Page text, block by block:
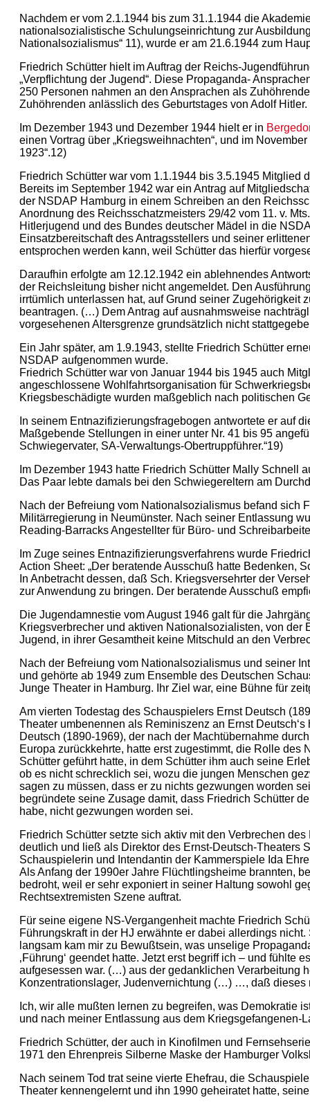
Nachdem er vom 2.1.1944 bis zum 31.1.1944 die
nationalsozialistische Schulungseinrichtung zur
Nationalsozialismus“ 11), wurde er am 21.6.1944 zum
Friedrich Schütter hielt im Auftrag der Reichs-
„Verpflichtung der Jugend“. Diese Propaganda-
250 Personen nahmen an den Ansprachen als
Zuhöhrenden anlässlich des Geburtstages von Adolf Hitler.
Im Dezember 1943 und Dezember 1944 hielt er in
einen Vortrag über „Kriegsweihnachten“, und im
1923“.12)
Friedrich Schütter war vom 1.1.1944 bis 3.5.1945 Mitglied
Bereits im September 1942 war ein Antrag auf
der NSDAP Hamburg in einem Schreiben an den
Anordnung des Reichsschatzmeisters 29/42 vom 11. v.
Hitlerjugend und des Bundes deutscher Mädel in die
Einsatzbereitschaft des Antragsstellers und seiner
entsprochen werden kann, weil Schütter das hierfür
Daraufhin erfolgte am 12.12.1942 ein ablehnendes
der Reichsleitung bisher nicht angemeldet. Den
irrtümlich unterlassen hat, auf Grund seiner Zugehörigkeit
beantragen. (…) Dem Antrag auf ausnahmsweise
vorgesehenen Altersgrenze grundsätzlich nicht
Ein Jahr später, am 1.9.1943, stellte Friedrich Schütter
NSDAP aufgenommen wurde.
Friedrich Schütter war von Januar 1944 bis 1945 auch
angeschlossene Wohlfahrtsorganisation für
Kriegsbeschädigte wurden maßgeblich nach politischen
In seinem Entnazifizierungsfragebogen antwortete er auf
Maßgebende Stellungen in einer unter Nr. 41 bis 95
Schwiegervater, SA-Verwaltungs-Obertruppführer.“19)
Im Dezember 1943 hatte Friedrich Schütter Mally Schnell
Das Paar lebte damals bei den Schwiegereltern am
Nach der Befreiung vom Nationalsozialismus befand sich
Militärregierung in Neumünster. Nach seiner Entlassung
Reading-Barracks Angestellter für Büro- und
Im Zuge seines Entnazifizierungsverfahrens wurde
Action Sheet: „Der beratende Ausschuß hatte Bedenken,
In Anbetracht dessen, daß Sch. Kriegsversehrter der
zur Anwendung zu bringen. Der beratende Ausschuß
Die Jugendamnestie vom August 1946 galt für die
Kriegsverbrecher und aktiven Nationalsozialisten, von
Jugend, in ihrer Gesamtheit keine Mitschuld an den
Nach der Befreiung vom Nationalsozialismus und seiner
und gehörte ab 1949 zum Ensemble des Deutschen
Junge Theater in Hamburg. Ihr Ziel war, eine Bühne für
Am vierten Todestag des Schauspielers Ernst Deutsch
Theater umbenennen als Reminiszenz an Ernst
Deutsch (1890-1969), der nach der Machtübernahme
Europa zurückkehrte, hatte erst zugestimmt, die Rolle
Schütter geführt hatte, in dem Schütter ihm auch seine
ob es nicht schrecklich sei, wozu die jungen Menschen
sagen zu müssen, dass er zu nichts gezwungen worden
begründete seine Zusage damit, dass Friedrich Schütter
habe, nicht gezwungen worden sei.
Friedrich Schütter setzte sich aktiv mit den Verbrechen
deutlich und ließ als Direktor des Ernst-Deutsch-Theaters
Schauspielerin und Intendantin der Kammerspiele Ida
Als Anfang der 1990er Jahre Flüchtlingsheime brannten,
bedroht, weil er sehr exponiert in seiner Haltung sowohl
Rechtsextremisten Szene auftrat.
Für seine eigene NS-Vergangenheit machte Friedrich
Führungskraft in der HJ erwähnte er dabei allerdings
langsam kam mir zu Bewußtsein, was unselige
‚Führung‘ geendet hatte. Jetzt erst begriff ich – und
aufgesessen war. (…) aus der gedanklichen Verarbeitung
Konzentrationslager, Judenvernichtung (…) …, daß dieses
Ich, wir alle mußten lernen zu begreifen, was Demokratie
und nach meiner Entlassung aus dem Kriegsgefangenen-
Friedrich Schütter, der auch in Kinofilmen und
1971 den Ehrenpreis Silberne Maske der Hamburger
Nach seinem Tod trat seine vierte Ehefrau, die
Theater kennengelernt und ihn 1990 geheiratet hatte,